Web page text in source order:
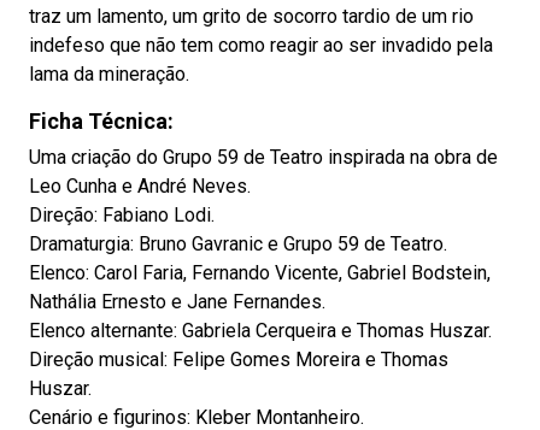
traz um lamento, um grito de socorro tardio de um rio
indefeso que não tem como reagir ao ser invadido pela
lama da mineração.
Ficha Técnica:
Uma criação do Grupo 59 de Teatro inspirada na obra de
Leo Cunha e André Neves.
Direção: Fabiano Lodi.
Dramaturgia: Bruno Gavranic e Grupo 59 de Teatro.
Elenco: Carol Faria, Fernando Vicente, Gabriel Bodstein,
Nathália Ernesto e Jane Fernandes.
Elenco alternante: Gabriela Cerqueira e Thomas Huszar.
Direção musical: Felipe Gomes Moreira e Thomas
Huszar.
Cenário e figurinos: Kleber Montanheiro.